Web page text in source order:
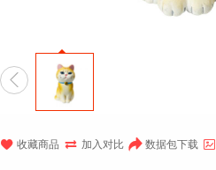

 收藏商品  加入对比  数据包下载 